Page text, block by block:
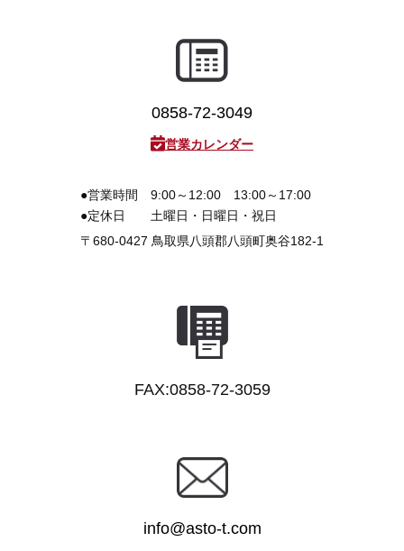
0858-72-3049
営業カレンダー
●営業時間
9:00～12:00 13:00～17:00
●定休日
土曜日・日曜日・祝日
〒680-0427 鳥取県八頭郡八頭町奥谷182-1
FAX:0858-72-3059
info@asto-t.com